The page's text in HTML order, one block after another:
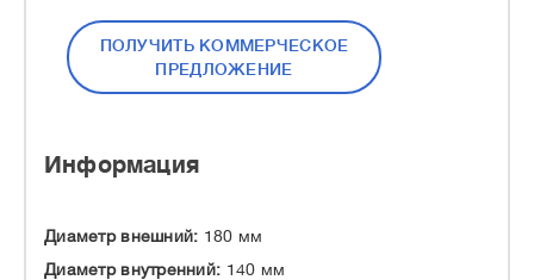
ПОЛУЧИТЬ КОММЕРЧЕСКОЕ
ПРЕДЛОЖЕНИЕ
Информация
Диаметр внешний: 180 мм
Диаметр внутренний: 140 мм